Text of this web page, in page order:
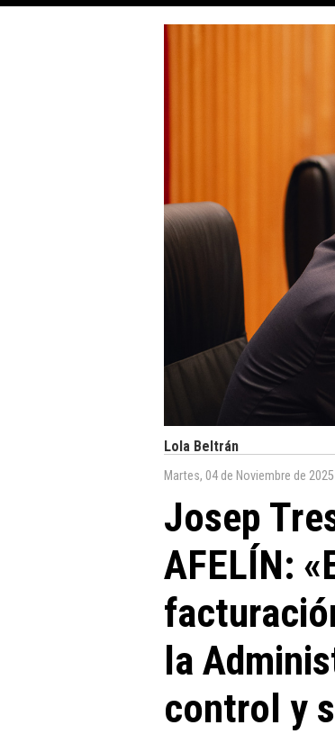
Lola Beltrán
Martes, 04 de Noviembre de 2025
Josep
AFELÍN:
la
control y